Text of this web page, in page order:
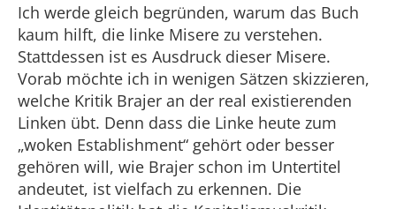
Ich werde gleich begründen, warum das Buch
kaum hilft, die linke Misere zu verstehen.
Stattdessen ist es Ausdruck dieser Misere.
Vorab möchte ich in wenigen Sätzen skizzieren,
welche Kritik Brajer an der real existierenden
Linken übt. Denn dass die Linke heute zum
„woken Establishment“ gehört oder besser
gehören will, wie Brajer schon im Untertitel
andeutet, ist vielfach zu erkennen. Die